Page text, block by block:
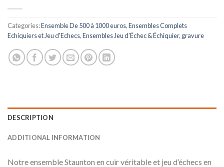
Categories:Ensemble De 500 à 1000 euros,Ensembles Complets
Echiquiers et Jeu d'Echecs,Ensembles Jeu d’Échec & Échiquier, gravure
DESCRIPTION
ADDITIONAL INFORMATION
Notre ensemble Staunton en cuir véritable et jeu d’échecs en